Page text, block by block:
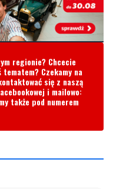
regionie? Chcecie
Czekamy na
się z naszą
i mailowo:
także pod numerem